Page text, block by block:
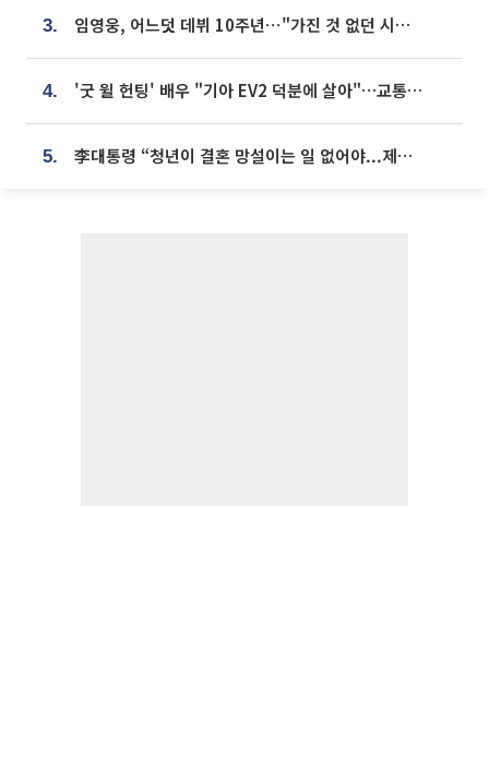
3. 임영웅, 어느덧 데뷔 10주년⋯"가진 것 없던 시절, 내 앞엔 20명의 팬뿐"
4. '굿 윌 헌팅' 배우 "기아 EV2 덕분에 살아"…교통사고 후 안전성 극찬
5. 李대통령 “청년이 결혼 망설이는 일 없어야...제도상 불이익 조사”